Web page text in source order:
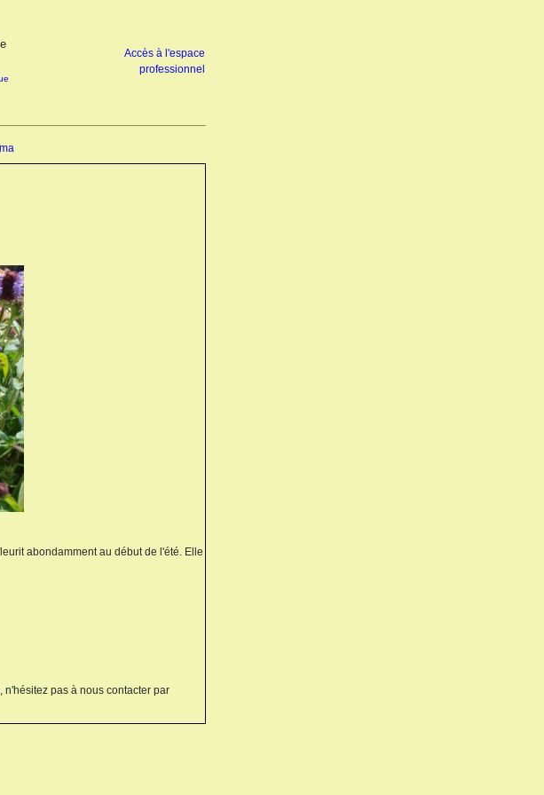
Accès à l'espace
professionnel
abondamment au début de l'été. Elle
pas à nous contacter par